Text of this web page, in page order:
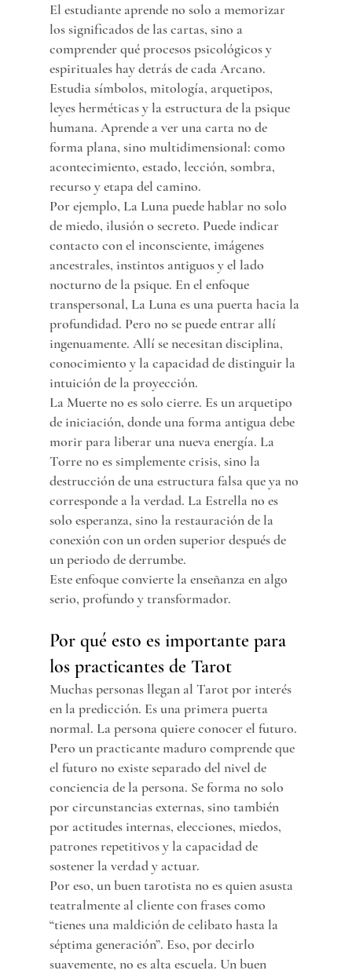
El estudiante aprende no solo a memorizar
los significados de las cartas, sino a
comprender qué procesos psicológicos y
espirituales hay detrás de cada Arcano.
Estudia símbolos, mitología, arquetipos,
leyes herméticas y la estructura de la psique
humana. Aprende a ver una carta no de
forma plana, sino multidimensional: como
acontecimiento, estado, lección, sombra,
recurso y etapa del camino.
Por ejemplo, La Luna puede hablar no solo
de miedo, ilusión o secreto. Puede indicar
contacto con el inconsciente, imágenes
ancestrales, instintos antiguos y el lado
nocturno de la psique. En el enfoque
transpersonal, La Luna es una puerta hacia la
profundidad. Pero no se puede entrar allí
ingenuamente. Allí se necesitan disciplina,
conocimiento y la capacidad de distinguir la
intuición de la proyección.
La Muerte no es solo cierre. Es un arquetipo
de iniciación, donde una forma antigua debe
morir para liberar una nueva energía. La
Torre no es simplemente crisis, sino la
destrucción de una estructura falsa que ya no
corresponde a la verdad. La Estrella no es
solo esperanza, sino la restauración de la
conexión con un orden superior después de
un periodo de derrumbe.
Este enfoque convierte la enseñanza en algo
serio, profundo y transformador.
Por qué esto es importante para
los practicantes de Tarot
Muchas personas llegan al Tarot por interés
en la predicción. Es una primera puerta
normal. La persona quiere conocer el futuro.
Pero un practicante maduro comprende que
el futuro no existe separado del nivel de
conciencia de la persona. Se forma no solo
por circunstancias externas, sino también
por actitudes internas, elecciones, miedos,
patrones repetitivos y la capacidad de
sostener la verdad y actuar.
Por eso, un buen tarotista no es quien asusta
teatralmente al cliente con frases como
“tienes una maldición de celibato hasta la
séptima generación”. Eso, por decirlo
suavemente, no es alta escuela. Un buen